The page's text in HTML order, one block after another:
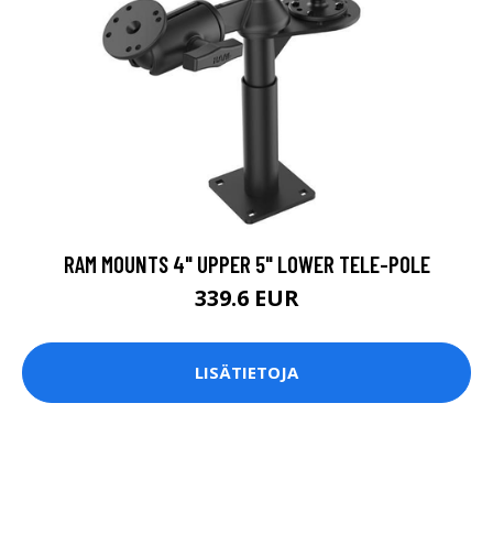
RAM MOUNTS 4" UPPER 5" LOWER TELE-POLE
339.6 EUR
LISÄTIETOJA